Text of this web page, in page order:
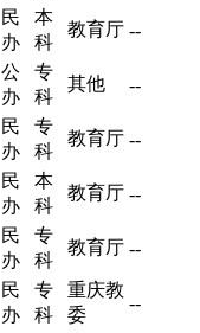
民
办
本
科
教育厅 --
公
办
专
科
其他 --
民
办
专
科
教育厅 --
民
办
本
科
教育厅 --
民
办
专
科
教育厅 --
民
办
专
科
重庆教
委
--